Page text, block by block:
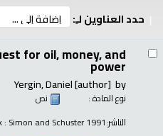
حدد العناوين لـِ:
for oil, money, and
power
by
Yergin, Daniel[author]
نوع المادة :
نص
الناشر:: Simon and Schuster 1991